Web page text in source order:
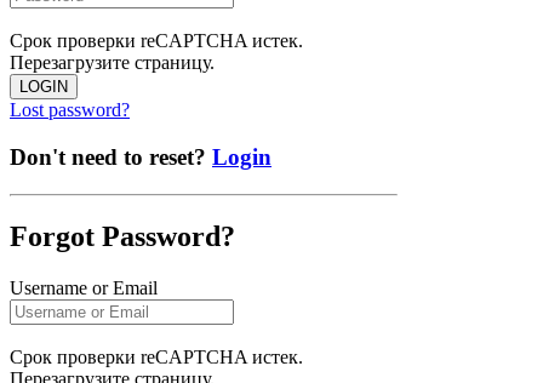
Срок проверки reCAPTCHA истек.
Перезагрузите страницу.
LOGIN
Lost password?
Don't need to reset? Login
Forgot Password?
Username or Email
Срок проверки reCAPTCHA истек.
Перезагрузите страницу.